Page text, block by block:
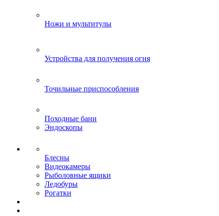
Ножи и мультитулы
Устройства для получения огня
Точильные приспособления
Походные бани
Эндоскопы
Блесны
Видеокамеры
Рыболовные ящики
Ледобуры
Рогатки